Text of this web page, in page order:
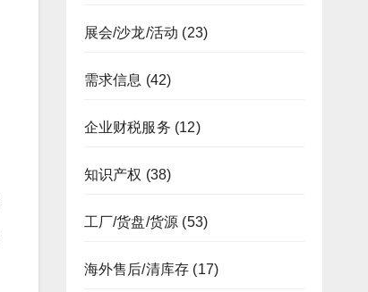
展会/沙龙/活动 (23)
需求信息 (42)
企业财税服务 (12)
知识产权 (38)
工厂/货盘/货源 (53)
海外售后/清库存 (17)